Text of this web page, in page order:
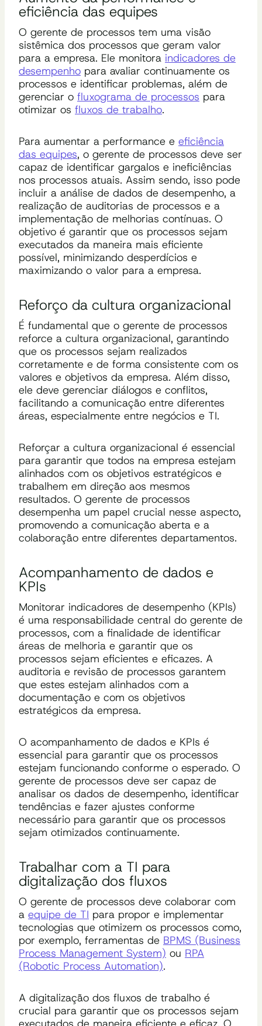
eficiência das equipes
O gerente de processos tem uma visão
sistêmica dos processos que geram valor
para a empresa. Ele monitora indicadores de
desempenho para avaliar continuamente os
processos e identificar problemas, além de
gerenciar o fluxograma de processos para
otimizar os fluxos de trabalho.
Para aumentar a performance e eficiência
das equipes, o gerente de processos deve ser
capaz de identificar gargalos e ineficiências
nos processos atuais. Assim sendo, isso pode
incluir a análise de dados de desempenho, a
realização de auditorias de processos e a
implementação de melhorias contínuas. O
objetivo é garantir que os processos sejam
executados da maneira mais eficiente
possível, minimizando desperdícios e
maximizando o valor para a empresa.
Reforço da cultura organizacional
É fundamental que o gerente de processos
reforce a cultura organizacional, garantindo
que os processos sejam realizados
corretamente e de forma consistente com os
valores e objetivos da empresa. Além disso,
ele deve gerenciar diálogos e conflitos,
facilitando a comunicação entre diferentes
áreas, especialmente entre negócios e TI.
Reforçar a cultura organizacional é essencial
para garantir que todos na empresa estejam
alinhados com os objetivos estratégicos e
trabalhem em direção aos mesmos
resultados. O gerente de processos
desempenha um papel crucial nesse aspecto,
promovendo a comunicação aberta e a
colaboração entre diferentes departamentos.
Acompanhamento de dados e
KPIs
Monitorar indicadores de desempenho (KPIs)
é uma responsabilidade central do gerente de
processos, com a finalidade de identificar
áreas de melhoria e garantir que os
processos sejam eficientes e eficazes. A
auditoria e revisão de processos garantem
que estes estejam alinhados com a
documentação e com os objetivos
estratégicos da empresa.
O acompanhamento de dados e KPIs é
essencial para garantir que os processos
estejam funcionando conforme o esperado. O
gerente de processos deve ser capaz de
analisar os dados de desempenho, identificar
tendências e fazer ajustes conforme
necessário para garantir que os processos
sejam otimizados continuamente.
Trabalhar com a TI para
digitalização dos fluxos
O gerente de processos deve colaborar com
a equipe de TI para propor e implementar
tecnologias que otimizem os processos como,
por exemplo, ferramentas de BPMS (Business
Process Management System) ou RPA
(Robotic Process Automation).
A digitalização dos fluxos de trabalho é
crucial para garantir que os processos sejam